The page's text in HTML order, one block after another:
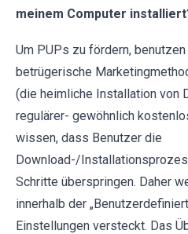
meinem Computer
Um PUPs zu fördern,
betrügerische
(die heimliche Installation von
regulärer- gewöhnlich
wissen, dass Benutzer die
Download-/
Schritte überspringen. Daher
innerhalb der
Einstellungen versteckt. Das